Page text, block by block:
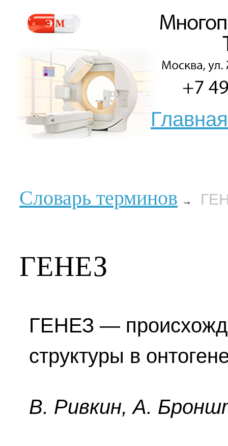
Главная
Словарь терминов →
ГЕНЕЗ
ГЕНЕЗ —
структуры в
B. Pивкин, A.